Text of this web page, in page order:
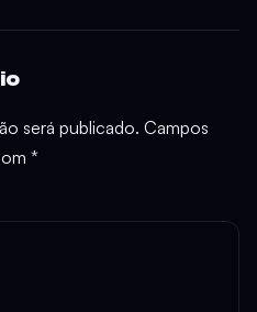
será publicado. Campos
*